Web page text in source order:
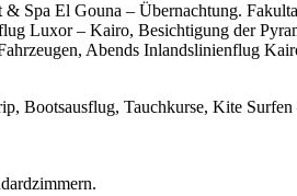
Spa El Gouna – Übernachtung.
Luxor – Kairo, Besichtigung der
Abends Inlandslinienflug
Tauchkurse, Kite Surfen